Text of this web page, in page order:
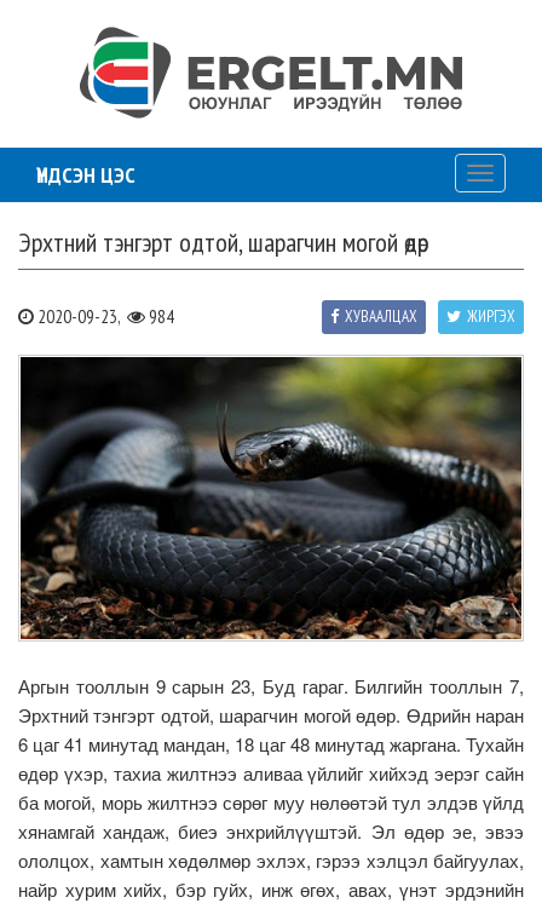
ҮНДСЭН ЦЭС
Toggle
Эрхтний тэнгэрт одтой, шарагчин могой өдөр
2020-09-23, 984 ЖИРГЭХ
ХУВААЛЦАХ
Аргын тооллын 9 сарын 23, Буд гараг. Билгийн тооллын 7,
Эрхтний тэнгэрт одтой, шарагчин могой өдөр. Өдрийн наран
6 цаг 41 минутад мандан, 18 цаг 48 минутад жаргана. Тухайн
өдөр үхэр, тахиа жилтнээ аливаа үйлийг хийхэд эерэг сайн
ба могой, морь жилтнээ сөрөг муу нөлөөтэй тул элдэв үйлд
хянамгай хандаж, биеэ энхрийлүүштэй. Эл өдөр эе, эвээ
ололцох, хамтын хөдөлмөр эхлэх, гэрээ хэлцэл байгуулах,
найр хурим хийх, бэр гуйх, инж өгөх, авах, үнэт эрдэнийн